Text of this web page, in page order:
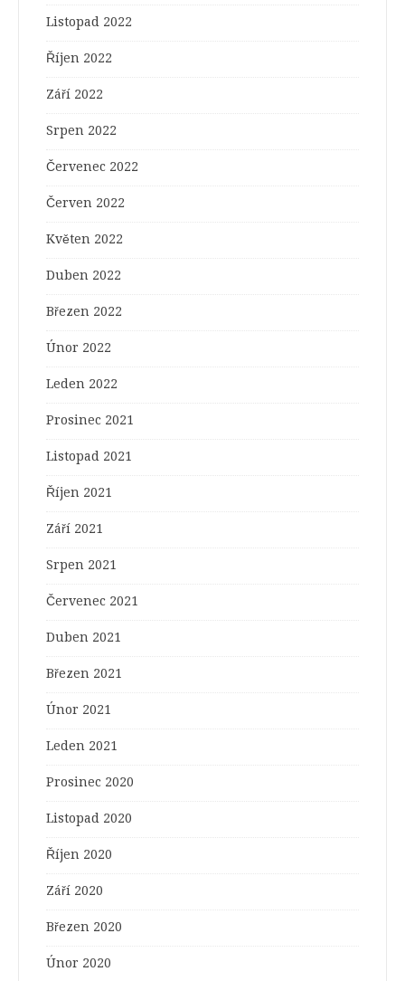
Listopad 2022
Říjen 2022
Září 2022
Srpen 2022
Červenec 2022
Červen 2022
Květen 2022
Duben 2022
Březen 2022
Únor 2022
Leden 2022
Prosinec 2021
Listopad 2021
Říjen 2021
Září 2021
Srpen 2021
Červenec 2021
Duben 2021
Březen 2021
Únor 2021
Leden 2021
Prosinec 2020
Listopad 2020
Říjen 2020
Září 2020
Březen 2020
Únor 2020